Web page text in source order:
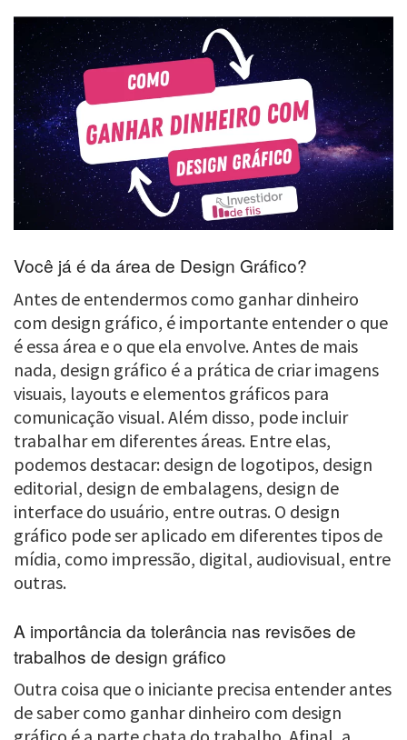
Você já é da área de Design Gráfico?
Antes de entendermos como ganhar dinheiro
com design gráfico, é importante entender o que
é essa área e o que ela envolve. Antes de mais
nada, design gráfico é a prática de criar imagens
visuais, layouts e elementos gráficos para
comunicação visual. Além disso, pode incluir
trabalhar em diferentes áreas. Entre elas,
podemos destacar: design de logotipos, design
editorial, design de embalagens, design de
interface do usuário, entre outras. O design
gráfico pode ser aplicado em diferentes tipos de
mídia, como impressão, digital, audiovisual, entre
outras.
A importância da tolerância nas revisões de
trabalhos de design gráfico
Outra coisa que o iniciante precisa entender antes
de saber como ganhar dinheiro com design